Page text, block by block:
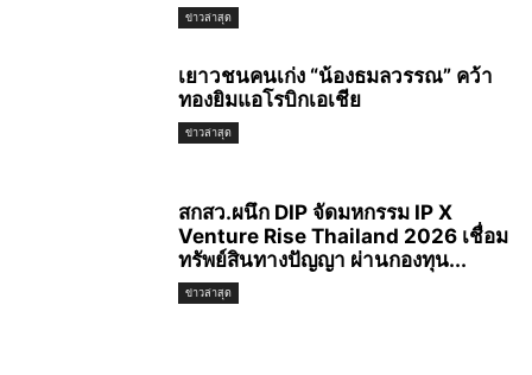
ข่าวล่าสุด
เยาวชนคนเก่ง “น้องธมลวรรณ” คว้า
ทองยิมแอโรบิกเอเชีย
ข่าวล่าสุด
สกสว.ผนึก DIP จัดมหกรรม IP X
Venture Rise Thailand 2026 เชื่อม
ทรัพย์สินทางปัญญา ผ่านกองทุน...
ข่าวล่าสุด